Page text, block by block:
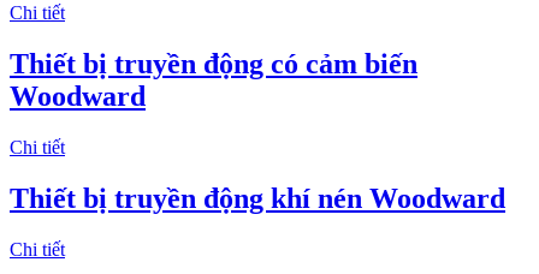
Chi tiết
Thiết bị truyền động có cảm biến
Woodward
Chi tiết
Thiết bị truyền động khí nén Woodward
Chi tiết